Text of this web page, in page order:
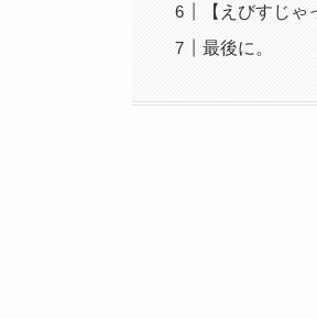
【えびすじ
最後に。